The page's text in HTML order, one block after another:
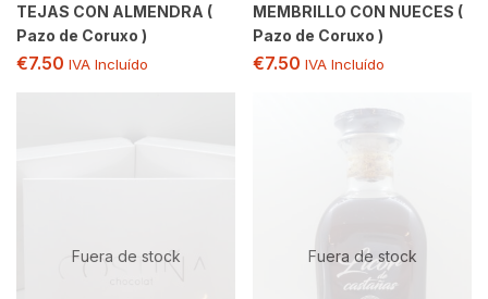
TEJAS CON ALMENDRA (
Pazo de Coruxo )
€7.50 IVA Incluído
MEMBRILLO CON NUECES (
Pazo de Coruxo )
€7.50 IVA Incluído
Fuera de stock Fuera de stock